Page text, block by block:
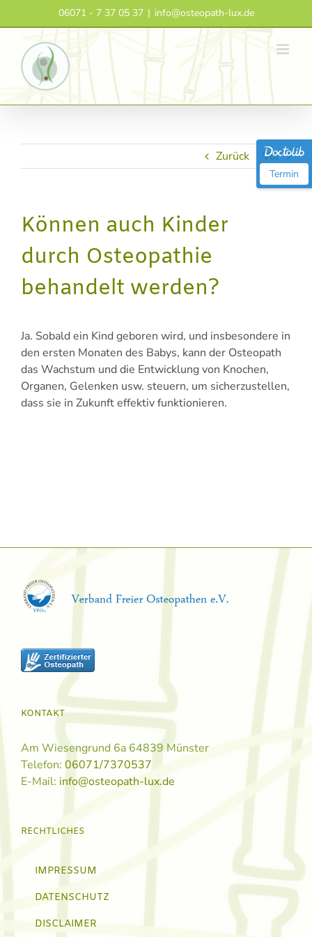
Inhalt
springen
06071 - 7 37 05 37 | info@osteopath-lux.de
Zurück Vor
Können auch Kinder
durch Osteopathie
behandelt werden?
Ja. Sobald ein Kind geboren wird, und insbesondere in
den ersten Monaten des Babys, kann der Osteopath
das Wachstum und die Entwicklung von Knochen,
Organen, Gelenken usw. steuern, um sicherzustellen,
dass sie in Zukunft effektiv funktionieren.
KONTAKT
Am Wiesengrund 6a 64839 Münster
Telefon: 06071/7370537
E-Mail: info@osteopath-lux.de
RECHTLICHES
IMPRESSUM
DATENSCHUTZ
DISCLAIMER
Termin